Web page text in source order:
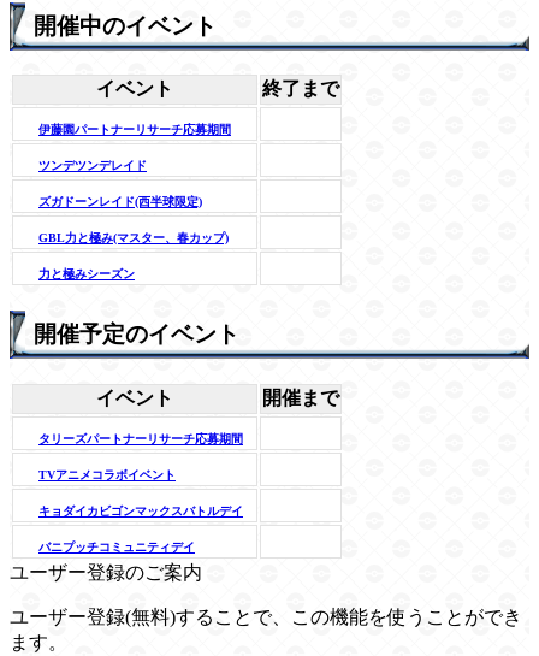
開催中のイベント
イベント 終了まで
伊藤園パートナーリサーチ応募期間
ツンデツンデレイド
ズガドーンレイド(西半球限定)
GBL力と極み(マスター、春カップ)
力と極みシーズン
開催予定のイベント
イベント 開催まで
タリーズパートナーリサーチ応募期間
TVアニメコラボイベント
キョダイカビゴンマックスバトルデイ
バニプッチコミュニティデイ
ユーザー登録のご案内
ユーザー登録(無料)することで、この機能を使うことができ
ます。